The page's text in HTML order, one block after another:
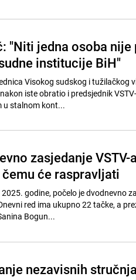
"Niti jedna osoba
institucije BiH"
Visokog sudskog i tužilačkog
iste obratio i predsjednik
u stalnom kont...
zasjedanje VSTV-
će raspravljati
godine, počelo je dvodnevno
red ima ukupno 22 tačke, a
Bogun...
nezavisnih